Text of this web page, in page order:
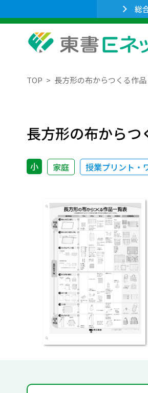
総
TOP 長方形の布からつくる作品
長方形の布からつ
小 家庭 授業プリント・